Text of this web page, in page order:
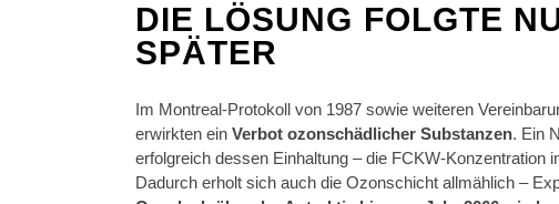
DIE LÖSUNG FOLGTE
SPÄTER
Im Montreal-Protokoll von 1987 sowie weiteren
erwirkten ein Verbot ozonschädlicher Substanzen. Ein
erfolgreich dessen Einhaltung – die FCKW-Konzentration
Dadurch erholt sich auch die Ozonschicht allmählich –